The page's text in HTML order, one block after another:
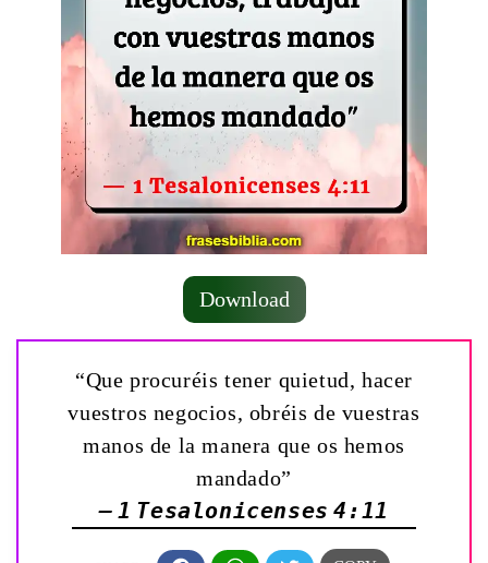
Download
“Que procuréis tener quietud, hacer
vuestros negocios, obréis de vuestras
manos de la manera que os hemos
mandado”
— 1 Tesalonicenses 4:11